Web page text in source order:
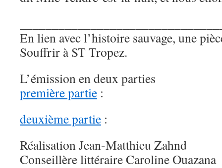
En lien avec l’histoire sauvage, une
Souffrir à ST Tropez.
L’émission en deux parties
première partie :
deuxième partie :
Réalisation Jean-Matthieu Zahnd
Conseillère littéraire Caroline Ouazana